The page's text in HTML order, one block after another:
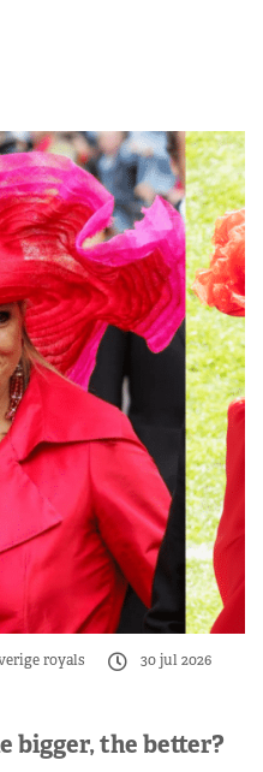
royals
30 jul 2026
bigger, the better?